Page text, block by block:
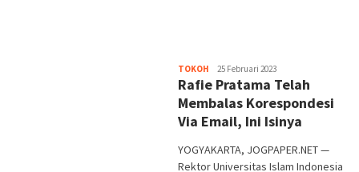
TOKOH Heri
Purwata
25 Februari 2023
Rafie Pratama Telah
Membalas Korespondesi
Via Email, Ini Isinya
YOGYAKARTA, JOGPAPER.NET —
Rektor Universitas Islam Indonesia